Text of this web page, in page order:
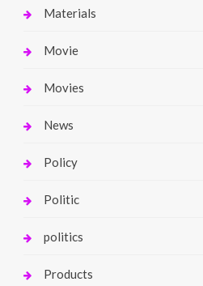
Materials
Movie
Movies
News
Policy
Politic
politics
Products